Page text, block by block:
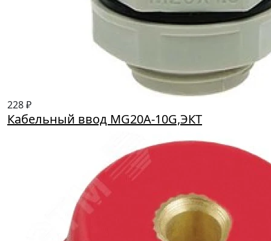
228 ₽
Кабельный ввод MG20A-10G,ЭКТ